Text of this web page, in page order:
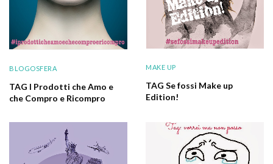
BLOGOSFERA
TAG I Prodotti che Amo e
che Compro e Ricompro
MAKE UP
TAG Se fossi Make up
Edition!